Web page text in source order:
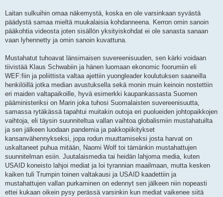
Laitan sulkuihin omaa näkemystä, koska en ole varsinkaan syvästä
päädystä samaa mieltä muukalaisia kohdanneena. Kerron omin sanoin
pääkohtia videosta joten sisällön yksityiskohdat ei ole sanasta sanaan
vaan lyhennetty ja omin sanoin kuvattuna.
Mustahatut tuhoavat länsimaisen suvereenisuuden, sen kärki voidaan
tiivistää Klaus Schwabiin ja hänen luomaan ekonomic foorumiin eli
WEF:fiin ja poliittista valtaa ajettiin yuongleader koulutuksen saaneilla
henkilöillä jotka median avustuksella sekä monin muin keinoin nostettiin
eri maiden valtapaikoille, hyvä esimerkki kaupankassasta Suomen
pääministeriksi on Marin joka tuhosi Suomalaisten suvereenisuutta,
samassa rytäkässä tapahtui muitakin outoja eri puolueiden johtopaikkojen
vaihtoja, eli täysin suunniteltua vallan vaihtoa globalismiin mustahatuilta
ja sen jälkeen luodaan pandemia ja pakkopiikitykset
kansanvähennykseksi, jopa rodun muuttamiseksi josta harvat on
uskaltaneet puhua mitään, Naomi Wolf toi tämänkin mustahattujen
suunnitelman esiin. Juutalaismedia tai heidän lahjoma media, kuten
USAID koneisto lahjoi mediat ja loi tyrannian maailmaan, mutta kesken
kaiken tuli Trumpin toinen valtakausi ja USAID kaadettiin ja
mustahattujen vallan purkaminen on edennyt sen jälkeen niin nopeasti
ettei kukaan oikein pysy perässä varsinkin kun mediat vaikenee siitä